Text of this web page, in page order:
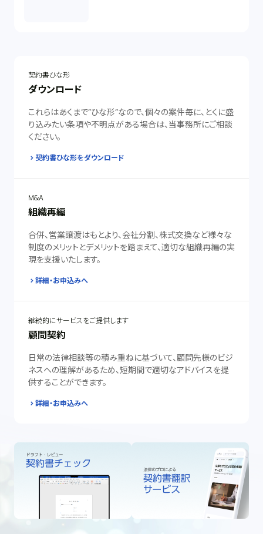
契約書ひな形
ダウンロード
これらはあくまで”ひな形”なので、個々の案件毎に、とくに盛
り込みたい条項や不明点がある場合は、当事務所にご相談
ください。
契約書ひな形をダウンロード
M&A
組織再編
合併、営業譲渡はもとより、会社分割、株式交換など様々な
制度のメリットとデメリットを踏まえて、適切な組織再編の実
現を支援いたします。
詳細・お申込みへ
継続的にサービスをご提供します
顧問契約
日常の法律相談等の積み重ねに基づいて、顧問先様のビジ
ネスへの理解があるため、短期間で適切なアドバイスを提
供することができます。
詳細・お申込みへ